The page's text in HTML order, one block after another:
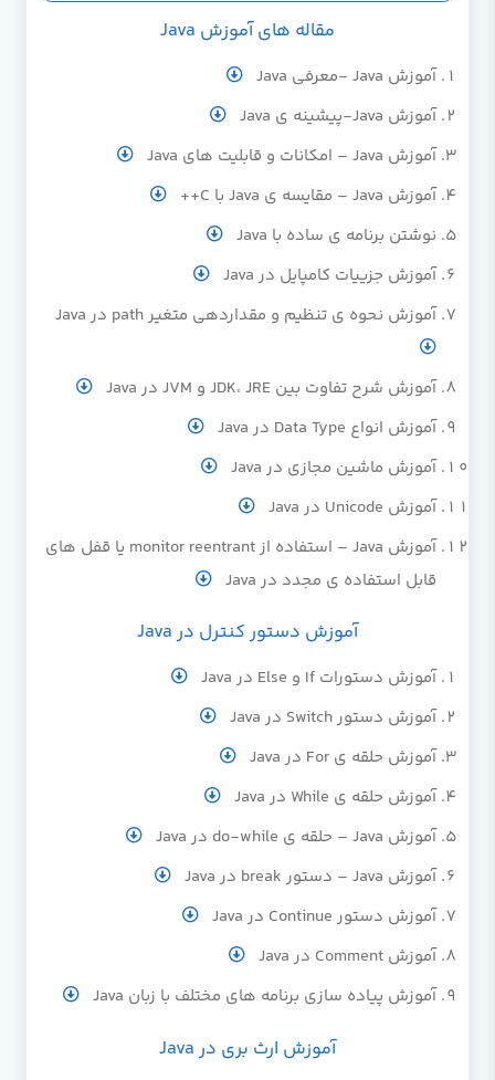
مقاله های آموزش Java
آموزش Java -معرفی Java
آموزش Java-پیشینه ی Java
آموزش Java – امکانات و قابلیت های Java
آموزش Java – مقایسه ی Java با C++
نوشتن برنامه ی ساده با Java
آموزش جزییات کامپایل در Java
آموزش نحوه ی تنظیم و مقداردهی متغیر path در Java
آموزش شرح تفاوت بین JDK، JRE و JVM در Java
آموزش انواع Data Type در Java
آموزش ماشین مجازی در Java
آموزش Unicode در Java
آموزش Java – استفاده از monitor reentrant یا قفل های
قابل استفاده ی مجدد در Java
آموزش دستور کنترل در Java
آموزش دستورات If و Else در Java
آموزش دستور Switch در Java
آموزش حلقه ی For در Java
آموزش حلقه ی While در Java
آموزش Java – حلقه ی do-while در Java
آموزش Java – دستور break در Java
آموزش دستور Continue در Java
آموزش Comment در Java
آموزش پیاده سازی برنامه های مختلف با زبان Java
آموزش ارث بری در Java